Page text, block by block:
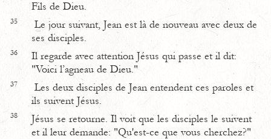
Fils de Dieu.
35
Le jour suivant, Jean est là de nouveau avec deux de
ses disciples.
36
Il regarde avec attention Jésus qui passe et il dit:
"Voici l’agneau de Dieu."
37
Les deux disciples de Jean entendent ces paroles et
ils suivent Jésus.
38
Jésus se retourne. Il voit que les disciples le suivent
et il leur demande: "Qu'est-ce que vous cherchez?"